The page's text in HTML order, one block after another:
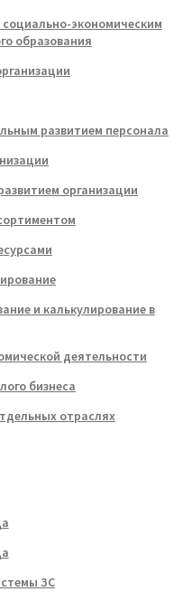
экономическим
образования
развитием персонала
организации
и калькулирование в
деятельности
бизнеса
отраслях
ЗС